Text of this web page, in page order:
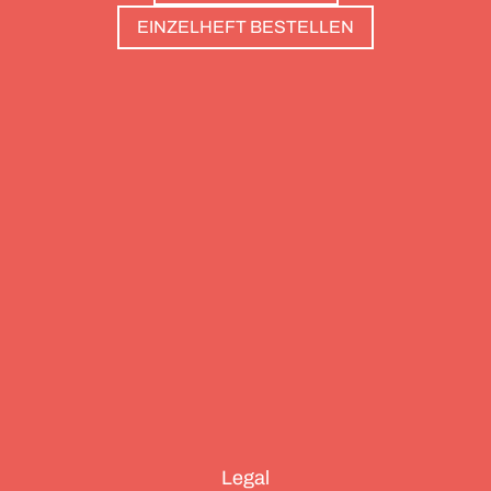
haben: Sie sind die perfekte Basis, um Gipfel zu
stürmen. Und sie haben wunderschöne Pools, um
EINZELHEFT BESTELLEN
Legal